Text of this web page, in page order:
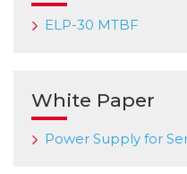
ELP-30 MTBF
White Paper
Power Supply for